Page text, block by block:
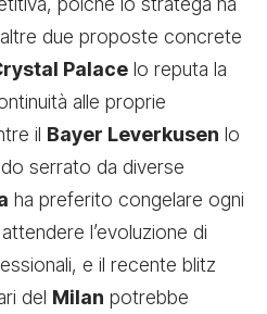
due proposte concrete
Palace lo reputa la
alle proprie
il Bayer Leverkusen lo
serrato da diverse
ha preferito congelare ogni
l’evoluzione di
e il recente blitz
del Milan potrebbe